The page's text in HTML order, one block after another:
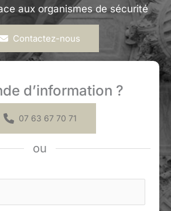
aux organismes de sécurité
Contactez-nous
d’information ?
07 63 67 70 71
ou